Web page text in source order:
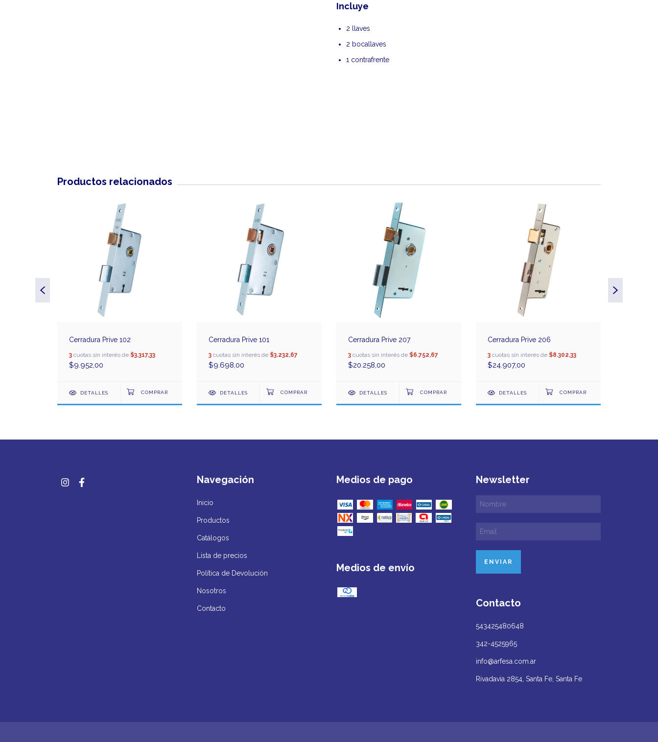
Incluye
2 llaves
2 bocallaves
1 contrafrente
Productos relacionados
Cerradura Prive 102
3 cuotas sin interés de $3.317,33
$9.952,00
DETALLES
Cerradura Prive 101
3 cuotas sin interés de $3.232,67
$9.698,00
DETALLES
Cerradura Prive 207
3 cuotas sin interés de $6.752,67
$20.258,00
DETALLES
Cerradura Prive 206
3 cuotas sin interés de $8.302,33
$24.907,00
DETALLES
Navegación
Inicio
Productos
Catálogos
Lista de precios
Política de Devolución
Nosotros
Contacto
Medios de pago
Medios de envío
Newsletter
Contacto
543425480648
342-4525965
info@arfesa.com.ar
Rivadavia 2854, Santa Fe, Santa Fe